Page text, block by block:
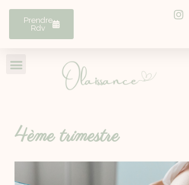
Prendre
Rdv
4ème trimestre